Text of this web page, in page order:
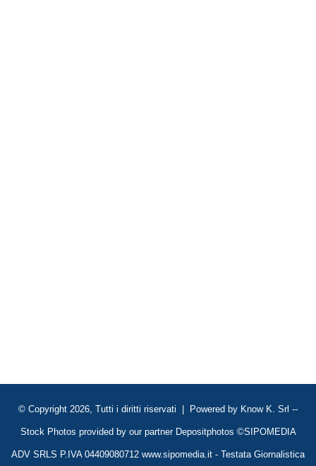
© Copyright 2026, Tutti i diritti riservati | Powered by Know K. Srl --
Stock Photos provided by our partner Depositphotos ©SIPOMEDIA
ADV SRLS P.IVA 04409080712 www.sipomedia.it - Testata Giornalistica